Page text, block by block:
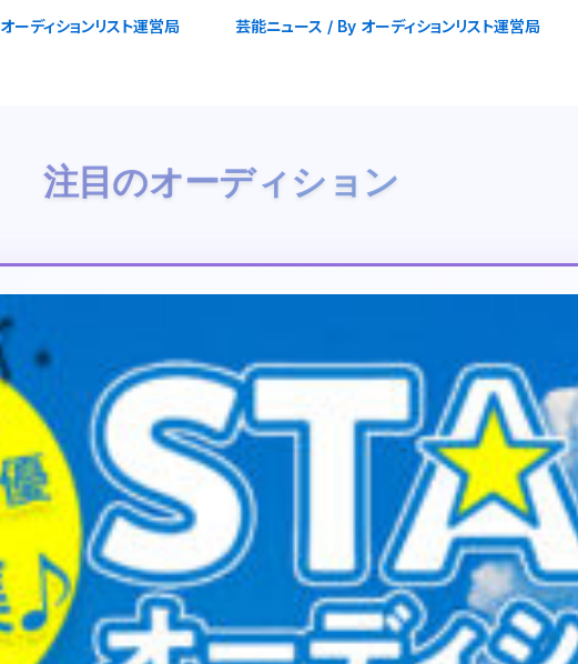
オーディションリスト運営局 芸能ニュース / By オーディションリスト運営局
注目のオーディション